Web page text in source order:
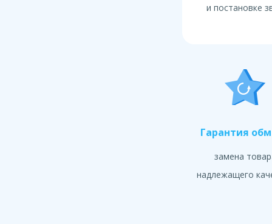
и постановке
Гарантия
замена
надлежащего